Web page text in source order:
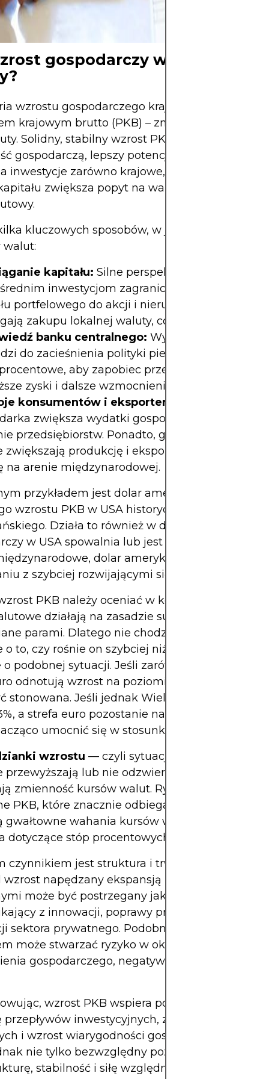
gospodarczy wpływa na
wzrostu gospodarczego kraju – mierzona
krajowym brutto (PKB) – znacząco wpływa
Solidny, stabilny wzrost PKB sygnalizuje
gospodarczą, lepszy potencjał dochodowy i
inwestycje zarówno krajowe, jak i zagraniczne.
zwiększa popyt na walutę krajową,
kluczowych sposobów, w jakie wzrost PKB
walut:
kapitału: Silne perspektywy wzrostu
inwestycjom zagranicznym (BIZ) oraz
portfelowego do akcji i nieruchomości.
zakupu lokalnej waluty, co zwiększa popyt.
banku centralnego: Wyższy wzrost PKB
do zacieśnienia polityki pieniężnej poprzez
aby zapobiec przegrzaniu, co
zyski i dalsze wzmocnienie waluty.
konsumentów i eksporterów:
zwiększa wydatki gospodarstw domowych
przedsiębiorstw. Ponadto, globalnie
zwiększają produkcję i eksport, zwiększając
na arenie międzynarodowej.
przykładem jest dolar amerykański. Okresy
wzrostu PKB w USA historycznie korelują z
Działa to również w drugą stronę – gdy
w USA spowalnia lub jest przyćmiewany
dolar amerykański może
z szybciej rozwijającymi się gospodarkami.
PKB należy oceniać w kontekście
działają na zasadzie sumy zerowej –
parami. Dlatego nie chodzi tylko o szybki
o to, czy rośnie on szybciej niż jego partnerzy
o podobnej sytuacji. Jeśli zarówno Wielka
odnotują wzrost na poziomie 2%, reakcja
stonowana. Jeśli jednak Wielka Brytania będzie
a strefa euro pozostanie na poziomie 1%, funt
umocnić się w stosunku do euro.
wzrostu — czyli sytuacje, gdy rzeczywiste
przewyższają lub nie odzwierciedlają prognoz
zmienność kursów walut. Rynki patrzą w
PKB, które znacznie odbiegają od oczekiwań,
gwałtowne wahania kursów walut, ponieważ
dotyczące stóp procentowych i dynamiki
czynnikiem jest struktura i trwałość wzrostu. Na
wzrost napędzany ekspansją kredytową i
może być postrzegany jako mniej
z innowacji, poprawy produktywności lub
sektora prywatnego. Podobnie, wzrost
może stwarzać ryzyko w okresie globalnego
gospodarczego, negatywnie wpływając na
wzrost PKB wspiera popyt na waluty
przepływów inwestycyjnych, zmiany w polityce
i wzrost wiarygodności gospodarczej. Rynki
nie tylko bezwzględny poziom wzrostu, ale
stabilność i siłę względną – czyniąc wyniki